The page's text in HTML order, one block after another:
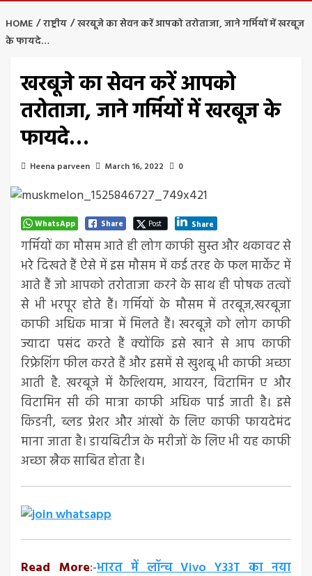
HOME राष्ट्रीय
खरबूजे का सेवन करें आपको तरोताजा, जाने गर्मियों में खरबूज
के फायदे…
खरबूजे का सेवन करें आपको
तरोताजा, जाने गर्मियों में खरबूज के
फायदे…
Heena parveen March 16, 2022 0
WhatsApp Share Post Share
गर्मियों का मौसम आते ही लोग काफी सुस्त और थकावट से
भरे दिखते हैं ऐसे में इस मौसम में कई तरह के फल मार्केट में
आते हैं जो आपको तरोताजा करने के साथ ही पोषक तत्वों
से भी भरपूर होते हैं। गर्मियों के मौसम में तरबूज,खरबूजा
काफी अधिक मात्रा में मिलते हैं। खरबूजे को लोग काफी
ज्यादा पसंद करते हैं क्योंकि इसे खाने से आप काफी
रिफ्रेशिंग फील करते हैं और इसमें से खुशबू भी काफी अच्छा
आती है. खरबूजे में कैल्शियम, आयरन, विटामिन ए और
विटामिन सी की मात्रा काफी अधिक पाई जाती है। इसे
किडनी, ब्लड प्रेशर और आंखों के लिए काफी फायदेमंद
माना जाता है। डायबिटीज के मरीजों के लिए भी यह काफी
अच्छा स्नैक साबित होता है।
Read More:-भारत में लॉन्च Vivo Y33T का नया